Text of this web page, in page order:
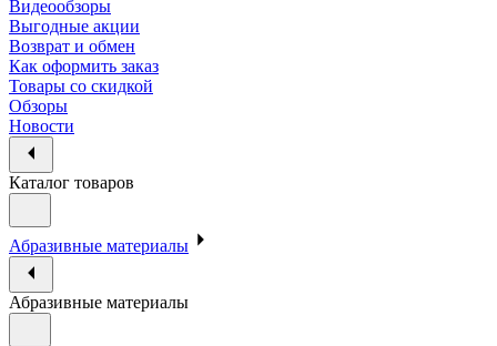
Видеообзоры
Выгодные акции
Возврат и обмен
Как оформить заказ
Товары со скидкой
Обзоры
Новости
Каталог товаров
Абразивные материалы
Абразивные материалы